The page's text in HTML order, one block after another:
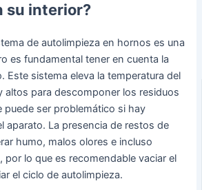
su interior?
de autolimpieza en hornos es una
es fundamental tener en cuenta la
Este sistema eleva la temperatura del
altos para descomponer los residuos
puede ser problemático si hay
aparato. La presencia de restos de
humo, malos olores e incluso
por lo que es recomendable vaciar el
el ciclo de autolimpieza.